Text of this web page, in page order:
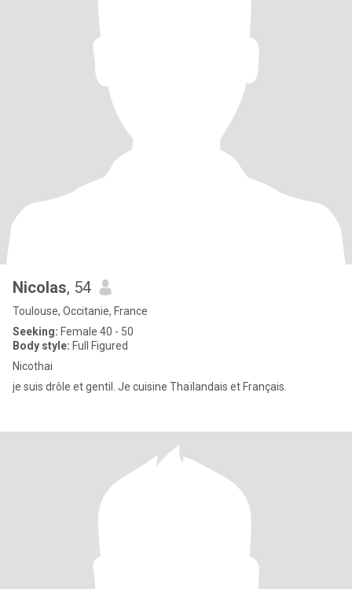
Nicolas, 54
Toulouse, Occitanie, France
Seeking: Female 40 - 50
Body style: Full Figured
Nicothai
je suis drôle et gentil. Je cuisine Thaïlandais et Français.